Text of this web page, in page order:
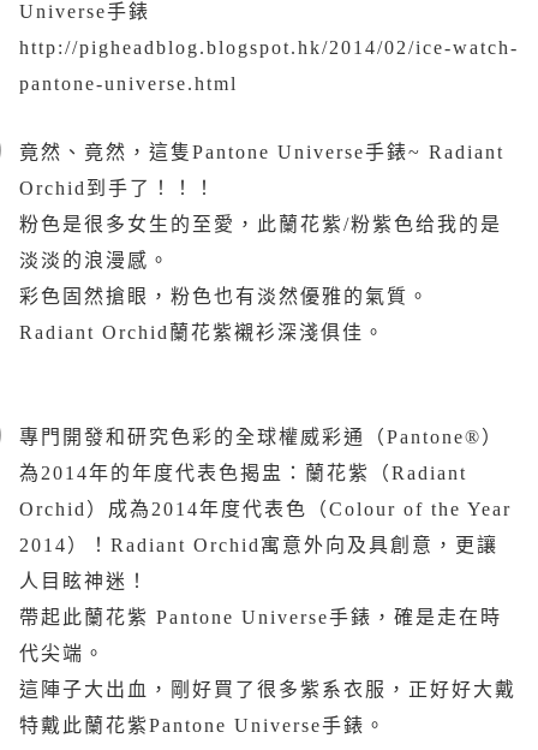
Universe手錶
http://pigheadblog.blogspot.hk/2014/02/ice-watch-
pantone-universe.html
竟然、竟然，這隻Pantone Universe手錶~ Radiant
Orchid到手了！！！
粉色是很多女生的至愛，此蘭花紫/粉紫色给我的是
淡淡的浪漫感。
彩色固然搶眼，粉色也有淡然優雅的氣質。
Radiant Orchid蘭花紫襯衫深淺俱佳。
專門開發和研究色彩的全球權威彩通（Pantone®）
為2014年的年度代表色揭盅：蘭花紫（Radiant
Orchid）成為2014年度代表色（Colour of the Year
2014）！Radiant Orchid寓意外向及具創意，更讓
人目眩神迷！
帶起此蘭花紫 Pantone Universe手錶，確是走在時
代尖端。
這陣子大出血，剛好買了很多紫系衣服，正好好大戴
特戴此蘭花紫Pantone Universe手錶。